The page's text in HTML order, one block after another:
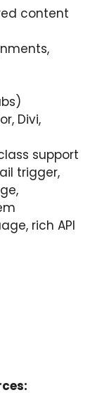
content
Divi,
support
trigger,
rich API